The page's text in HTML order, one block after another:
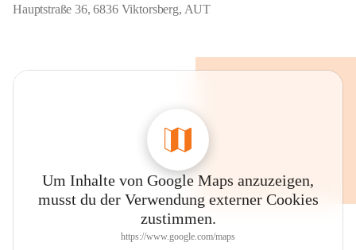
Hauptstraße 36, 6836 Viktorsberg, AUT
Um Inhalte von Google Maps anzuzeigen,
musst du der Verwendung externer Cookies
zustimmen.
https://www.google.com/maps